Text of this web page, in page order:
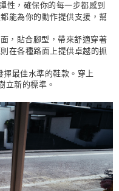
性，確保你的每一步都感到
能為你的動作提供支援，幫
，貼合腳型，帶來舒適穿著
在各種路面上提供卓越的抓
最佳水準的鞋款。穿上
立新的標準。